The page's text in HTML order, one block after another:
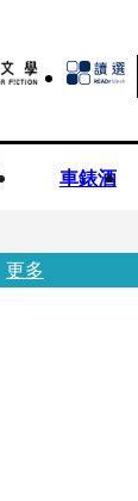
車錶酒
更多